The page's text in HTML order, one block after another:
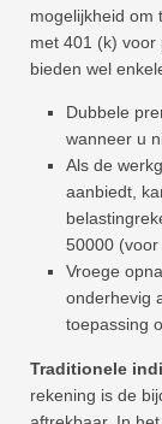
mogelijkheid om
met 401 (k) voor
bieden wel
Dubbele
wanneer u
Als de
aanbiedt,
50000 (voor
Vroege
onderhevig
toepassing
Traditionele
rekening is de